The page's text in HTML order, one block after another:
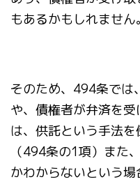
もあるかもしれません。
そのため、494条では
や、債権者が弁済を
は、供託という手法を
（494条の1項）また
かわからないという